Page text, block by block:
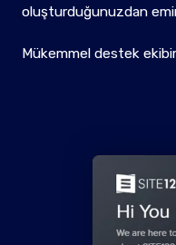
oluşturduğunuzdan
Mükemmel destek